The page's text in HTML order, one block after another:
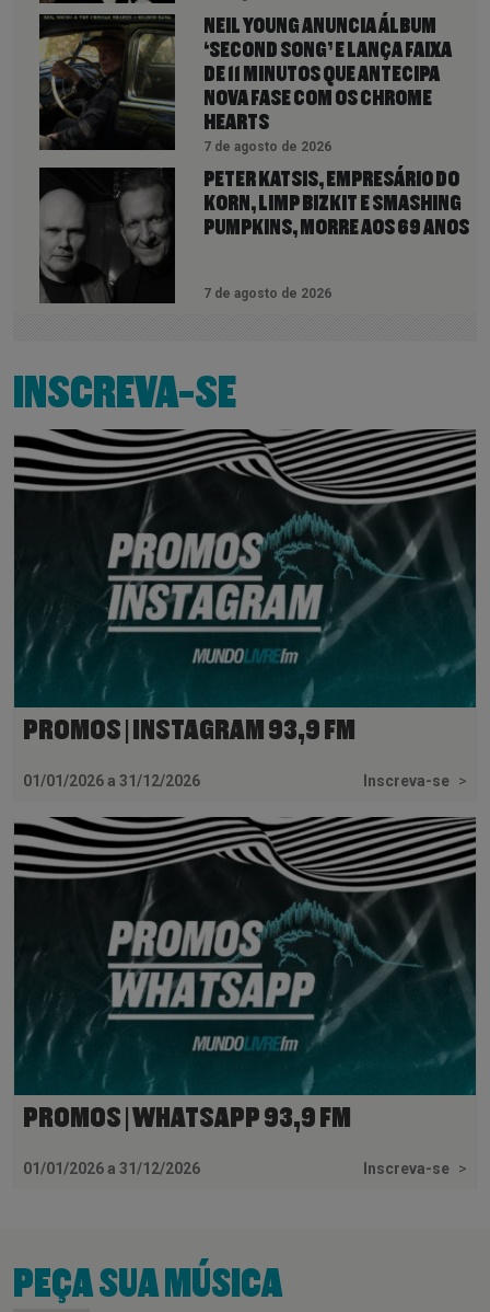
NEIL YOUNG ANUNCIA ÁLBUM
‘SECOND SONG’ E LANÇA FAIXA
DE 11 MINUTOS QUE ANTECIPA
NOVA FASE COM OS CHROME
HEARTS
7 de agosto de 2026
PETER KATSIS, EMPRESÁRIO DO
KORN, LIMP BIZKIT E SMASHING
PUMPKINS, MORRE AOS 69 ANOS
7 de agosto de 2026
INSCREVA-SE
PROMOS | INSTAGRAM 93,9 FM
01/01/2026 a 31/12/2026 Inscreva-se >
PROMOS | WHATSAPP 93,9 FM
01/01/2026 a 31/12/2026 Inscreva-se >
PEÇA SUA MÚSICA